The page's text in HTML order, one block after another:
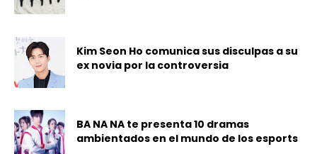
Kim Seon Ho comunica sus disculpas a su
ex novia por la controversia
BA NA NA te presenta 10 dramas
ambientados en el mundo de los esports